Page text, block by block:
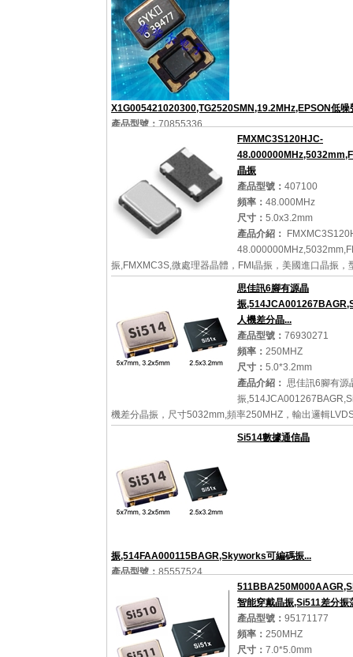
尺寸：5.0x3.2mm
產品介紹：KX-
備晶振,12.89155,通訊晶振，丹麥進口晶振，Geyer晶振
晶振，型號：KX-9AT貼片晶振，編碼為：12.89288，頻
24.576MHz，頻率穩定性：30ppm，頻率容差：20ppm
詳細參數 查看大圖
X1G005421020300,TG2520SMN,19.2MHz,EPSON低噪
產品型號：70855336
2.5x2.0x0.8mm
噪聲晶振,2520mm晶振,TCXO振蕩器，日本進口晶振，
普生晶振，型號：TG2520SMN，產品編碼：
X1G005421020300，頻率為：19.2MHz，電源電壓：
1.7V~1.9V，工作溫度：-40~+...
FMXMC3S120HJC-
晶振
產品型號： 407100
頻率： 48.000MHz
尺寸： 5.0x3.2mm
產品介紹：
振,FMXMC3S,微處理器晶體，FMI晶振，美國進口晶振，
FMXMC3S，編碼為：FMXMC3S120HJC-
載：20pF，精度：30ppm，穩定性：50ppm，工作溫度范
圍：-40℃...
思佳訊6腳有源晶
振
人機差分晶...
產品型號： 76930271
頻率： 250MHZ
尺寸： 5.0*3.2mm
產品介紹： 思佳訊6腳有源
振
機差分晶振，尺寸5032mm,頻率250MHZ，輸出邏輯
1.8V，頻率穩定性20ppm，思佳訊有源晶振，Skyworks
詳細參數
Si514數據通信晶
振,514FAA000115BAGR,Skyworks可編碼振...
產品型號：85557524
尺寸：5.0*3.2mm
產品介紹：Si514數據通信晶振
編碼振蕩器，尺寸5032mm,頻率1125MHZ，輸出邏輯
2.5V，頻率穩定性50ppm，進口有源晶振，Skyworks差
智能穿戴晶振,Si511差分振
產品型號： 95171177
頻率： 250MHZ
尺寸： 7.0*5.0mm